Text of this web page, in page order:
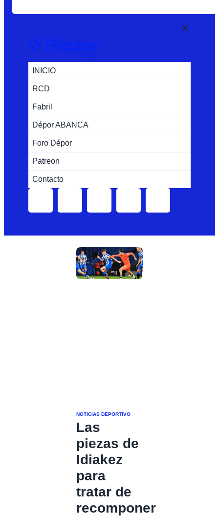
INICIO
RCD
Fabril
Dépor ABANCA
Foro Dépor
Patreon
Contacto
NOTICIAS DEPORTIVO
Las
piezas de
Idiakez
para
tratar de
recomponer